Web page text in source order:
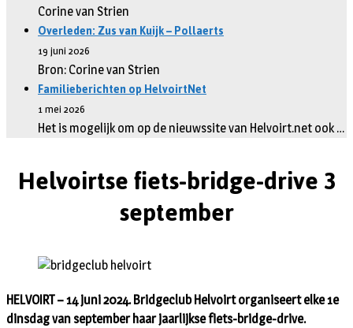
Corine van Strien
Overleden: Zus van Kuijk – Pollaerts
19 juni 2026
Bron: Corine van Strien
Familieberichten op HelvoirtNet
1 mei 2026
Het is mogelijk om op de nieuwssite van Helvoirt.net ook …
Helvoirtse fiets-bridge-drive 3
september
HELVOIRT – 14 juni 2024. Bridgeclub Helvoirt organiseert elke 1e
dinsdag van september haar jaarlijkse fiets-bridge-drive.